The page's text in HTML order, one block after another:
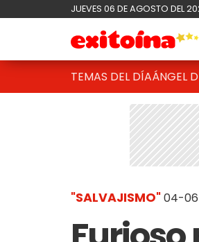
JUEVES 06 DE AGOSTO DEL
TEMAS DEL DÍAÁNGEL
"SALVAJISMO"04-